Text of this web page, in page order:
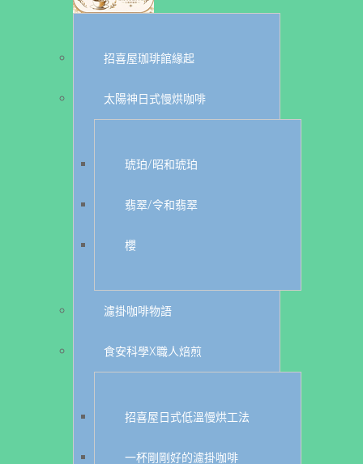
招喜屋珈琲館緣起
太陽神日式慢烘咖啡
琥珀/昭和琥珀
翡翠/令和翡翠
櫻
濾掛咖啡物語
食安科學X職人焙煎
招喜屋日式低溫慢烘工法
一杯剛剛好的濾掛咖啡